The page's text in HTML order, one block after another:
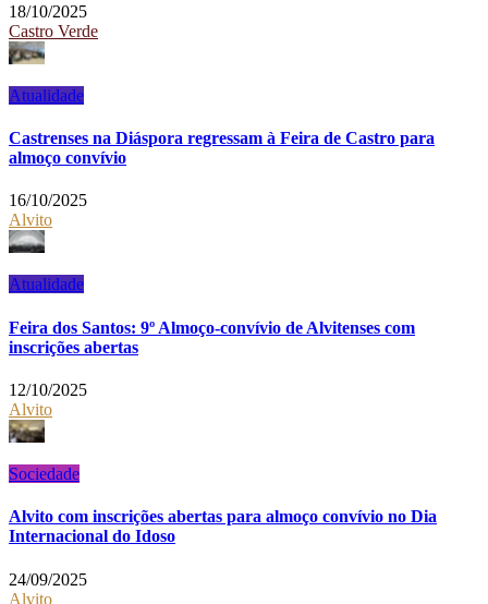
18/10/2025
Castro Verde
Atualidade
Castrenses na Diáspora regressam à Feira de Castro para
almoço convívio
16/10/2025
Alvito
Atualidade
Feira dos Santos: 9º Almoço-convívio de Alvitenses com
inscrições abertas
12/10/2025
Alvito
Sociedade
Alvito com inscrições abertas para almoço convívio no Dia
Internacional do Idoso
24/09/2025
Alvito